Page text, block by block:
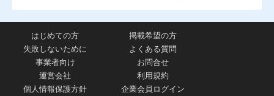
はじめての方
掲載希望の方
失敗しないために
よくある質問
事業者向け
お問合せ
運営会社
利用規約
個人情報保護方針
企業会員ログイン